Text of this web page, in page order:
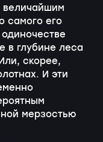
самого его
в глубине леса
скорее,
И эти
мерзостью